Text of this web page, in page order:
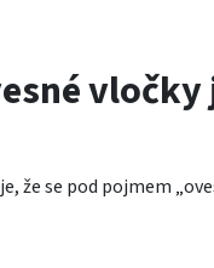
že se pod pojmem